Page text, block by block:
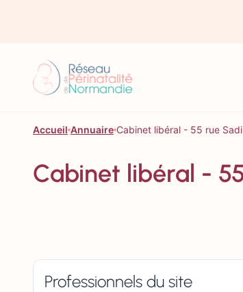
Accueil Annuaire Cabinet libéral - 55 rue
Cabinet libéral -
Professionnels du site